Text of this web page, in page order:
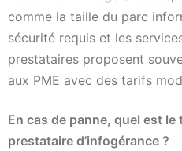
comme la taille du parc
sécurité requis et les
prestataires proposent
aux PME avec des tarifs
En cas de panne, quel est le
prestataire d’infogérance ?